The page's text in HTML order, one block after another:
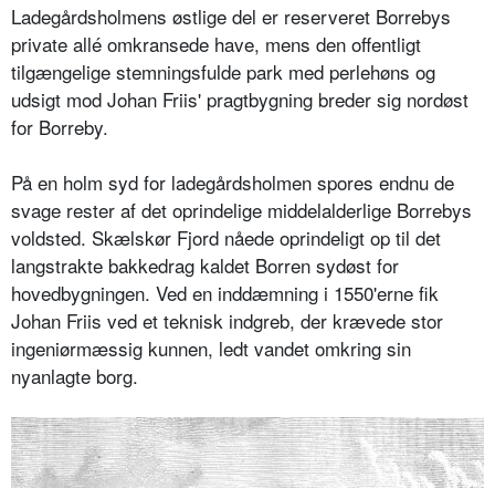
Ladegårdsholmens østlige del er reserveret Borrebys
private allé omkransede have, mens den offentligt
tilgængelige stemningsfulde park med perlehøns og
udsigt mod Johan Friis' pragtbygning breder sig nordøst
for Borreby.
På en holm syd for ladegårdsholmen spores endnu de
svage rester af det oprindelige middelalderlige Borrebys
voldsted. Skælskør Fjord nåede oprindeligt op til det
langstrakte bakkedrag kaldet Borren sydøst for
hovedbygningen. Ved en inddæmning i 1550'erne fik
Johan Friis ved et teknisk indgreb, der krævede stor
ingeniørmæssig kunnen, ledt vandet omkring sin
nyanlagte borg.